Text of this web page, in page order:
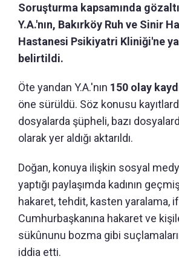
Soruşturma kapsamında
Y.A.'nın, Bakırköy Ruh ve Sinir
Hastanesi Psikiyatri Kliniği'ne
belirtildi.
Öte yandan Y.A.'nın 150 olay
öne sürüldü. Söz konusu
dosyalarda şüpheli, bazı
olarak yer aldığı aktarıldı.
Doğan, konuya ilişkin sosyal
yaptığı paylaşımda kadının
hakaret, tehdit, kasten yaralama,
Cumhurbaşkanına hakaret ve
sükûnunu bozma gibi
iddia etti.